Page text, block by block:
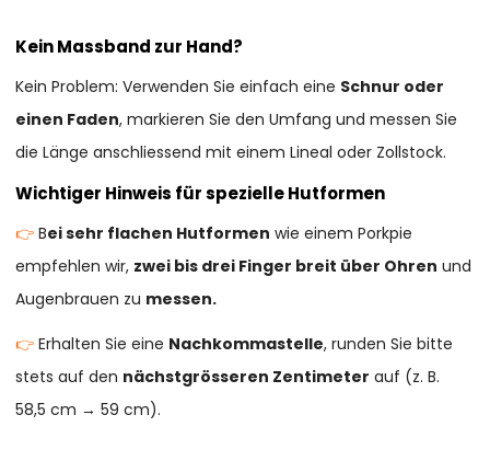
Kein Massband zur Hand?
Kein Problem: Verwenden Sie einfach eine Schnur oder
einen Faden, markieren Sie den Umfang und messen Sie
die Länge anschliessend mit einem Lineal oder Zollstock.
Wichtiger Hinweis für spezielle Hutformen
👉Bei sehr flachen Hutformen wie einem Porkpie
empfehlen wir, zwei bis drei Finger breit über Ohren und
Augenbrauen zu messen.
👉Erhalten Sie eine Nachkommastelle, runden Sie bitte
stets auf den nächstgrösseren Zentimeter auf (z. B.
58,5 cm → 59 cm).